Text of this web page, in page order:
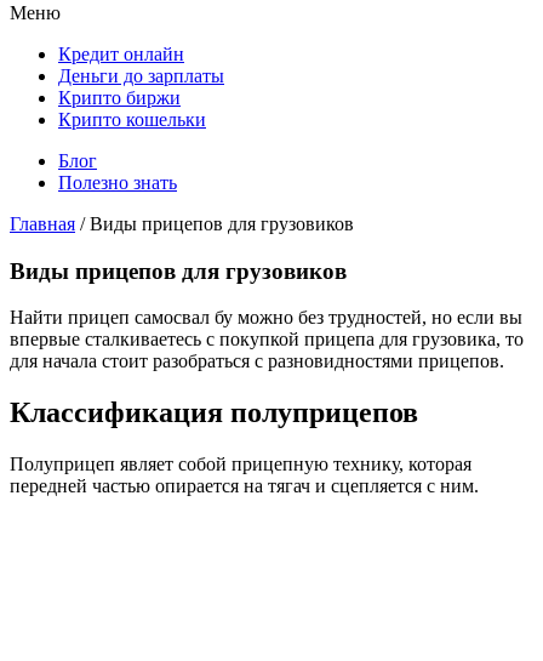
Меню
Кредит онлайн
Деньги до зарплаты
Крипто биржи
Крипто кошельки
Блог
Полезно знать
Главная / Виды прицепов для грузовиков
Виды прицепов для грузовиков
Найти прицеп самосвал бу можно без трудностей, но если вы
впервые сталкиваетесь с покупкой прицепа для грузовика, то
для начала стоит разобраться с разновидностями прицепов.
Классификация полуприцепов
Полуприцеп являет собой прицепную технику, которая
передней частью опирается на тягач и сцепляется с ним.